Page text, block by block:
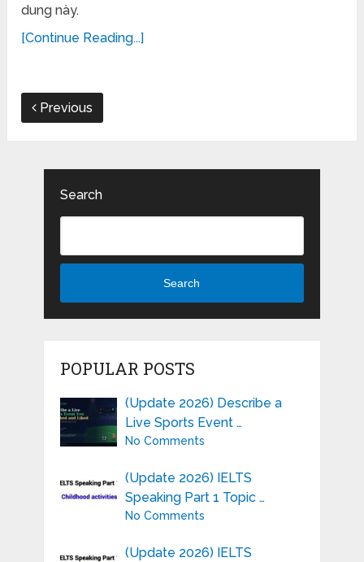
dung này.
[Continue Reading...]
Previous
Search
Search
POPULAR POSTS
(Update 2026) Describe a
Live Sports Event …
No Comments
(Update 2026) IELTS
Speaking Part 1 Topic …
No Comments
(Update 2026) IELTS